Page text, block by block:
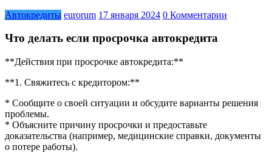
Автокредиты eurorum 17 января 2024 0 Комментарии
Что делать если просрочка автокредита
**Действия при просрочке автокредита:**
**1. Свяжитесь с кредитором:**
* Сообщите о своей ситуации и обсудите варианты решения
проблемы.
* Объясните причину просрочки и предоставьте
доказательства (например, медицинские справки, документы
о потере работы).